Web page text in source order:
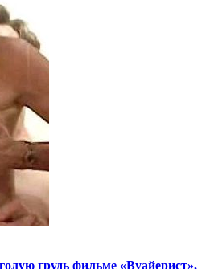
грудь фильме «Вуайерист»,